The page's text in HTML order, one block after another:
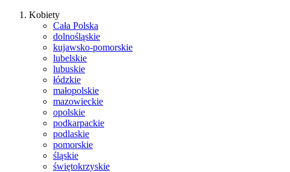
Kobiety
Cała Polska
dolnośląskie
kujawsko-pomorskie
lubelskie
lubuskie
łódzkie
małopolskie
mazowieckie
opolskie
podkarpackie
podlaskie
pomorskie
śląskie
świętokrzyskie